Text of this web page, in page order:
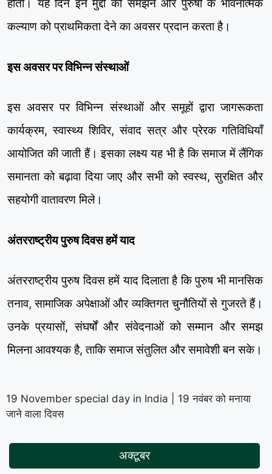
होती। यह दिन इन मुद्दों को समझने और पुरुषों के भावनात्मक
कल्याण को प्राथमिकता देने का अवसर प्रदान करता है।
इस अवसर पर विभिन्न संस्थाओं
इस अवसर पर विभिन्न संस्थाओं और समूहों द्वारा जागरूकता
कार्यक्रम, स्वास्थ्य शिविर, संवाद सत्र और प्रेरक गतिविधियाँ
आयोजित की जाती हैं। इसका लक्ष्य यह भी है कि समाज में लैंगिक
समानता को बढ़ावा दिया जाए और सभी को स्वस्थ, सुरक्षित और
सहयोगी वातावरण मिले।
अंतरराष्ट्रीय पुरुष दिवस हमें याद
अंतरराष्ट्रीय पुरुष दिवस हमें याद दिलाता है कि पुरुष भी मानसिक
तनाव, सामाजिक अपेक्षाओं और व्यक्तिगत चुनौतियों से गुजरते हैं।
उनके प्रयासों, संघर्षों और संवेदनाओं को सम्मान और समझ
मिलना आवश्यक है, ताकि समाज संतुलित और समावेशी बन सके।
19 November special day in India | 19 नवंबर को मनाया
जाने वाला दिवस
अक्टूबर